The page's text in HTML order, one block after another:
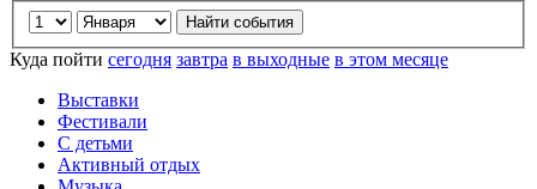
Куда пойти сегодня завтра в выходные в этом месяце
Выставки
Фестивали
С детьми
Активный отдых